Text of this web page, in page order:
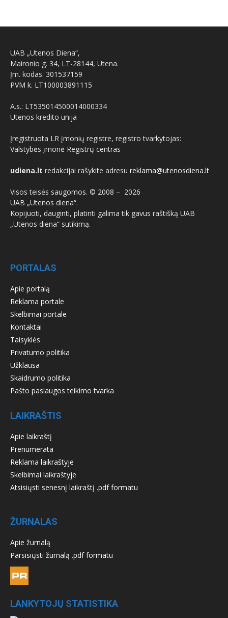
UAB „Utenos Diena“,
Maironio g. 34, LT-28144, Utena.
Įm. kodas: 301537159
PVM k. LT100003891115
A.s.: LT535014500014000334
Utenos kredito unija
Įregistruota LR įmonių registre, registro tvarkytojas:
Valstybės įmonė Registrų centras
udiena.lt redakcijai rašykite adresu reklama@utenosdiena.lt
Visos teisės saugomos. © 2008 – 2026
UAB „Utenos diena“.
Kopijuoti, dauginti, platinti galima tik gavus raštišką UAB
„Utenos diena“ sutikimą.
PORTALAS
Apie portalą
Reklama portale
Skelbimai portale
Kontaktai
Taisyklės
Privatumo politika
Užklausa
Skaidrumo politika
Pašto paslaugos teikimo tvarka
LAIKRAŠTIS
Apie laikraštį
Prenumerata
Reklama laikraštyje
Skelbimai laikraštyje
Atsisiųsti senesnį laikraštį .pdf formatu
ŽURNALAS
Apie žurnalą
Parsisiųsti žurnalą .pdf formatu
LANKYTOJŲ STATISTIKA